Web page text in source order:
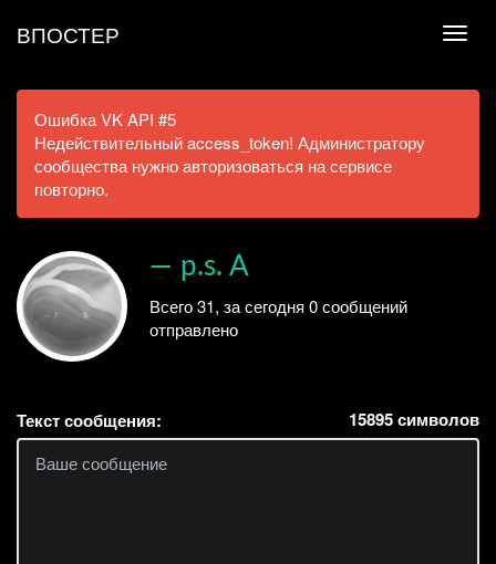
ВПОСТЕР
Ошибка VK API #5
Недействительный access_token! Администратору
сообщества нужно авторизоваться на сервисе
повторно.
— p.s. A
Всего 31, за сегодня 0 сообщений
отправлено
Текст сообщения: 15895символов